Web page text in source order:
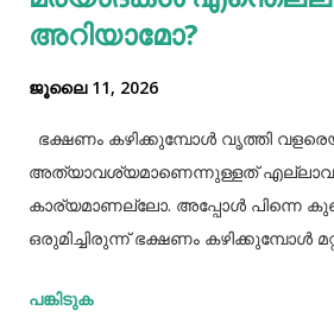
അറിയാമോ?
ജൂലൈ 11, 2026
ഭക്ഷണം കഴിക്കുമ്പോൾ വൃത്തി
അത്യാവശ്യമാണെന്നുള്ളത്
കാര്യമാണല്ലോ. അപ്പോൾ പിന്നെ
ഒരുമിച്ചിരുന്ന് ഭക്ഷണം കഴിക്കുമ്പോൾ
ശ്രദ്ധിക്കേണ്ട ചില കാര്യങ്ങളുണ്ട്.
പങ്കിടുക